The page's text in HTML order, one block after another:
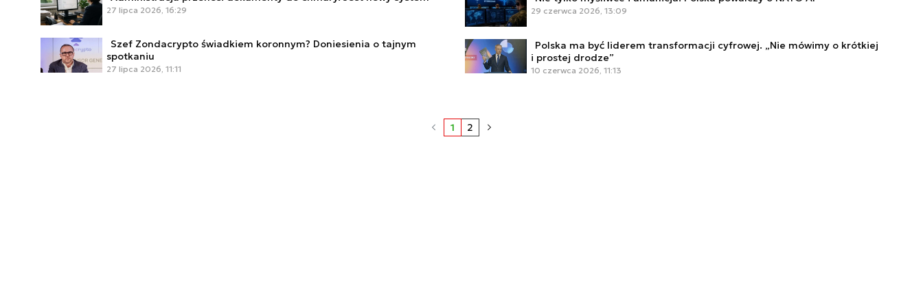
27 lipca 2026, 16:29
Szef Zondacrypto świadkiem koronnym? Doniesienia o tajnym
spotkaniu
27 lipca 2026, 11:11
29 czerwca 2026, 13:09
Polska ma być liderem transformacji cyfrowej. „Nie mówimy o krótkiej
i prostej drodze”
10 czerwca 2026, 11:13
1 2